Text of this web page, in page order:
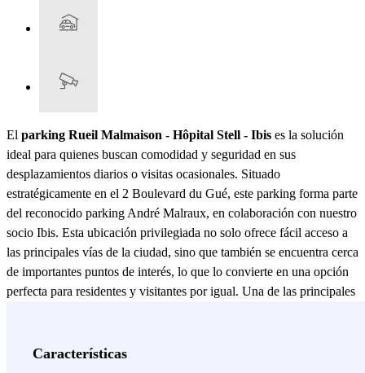
El parking Rueil Malmaison - Hôpital Stell - Ibis es la solución
ideal para quienes buscan comodidad y seguridad en sus
desplazamientos diarios o visitas ocasionales. Situado
estratégicamente en el 2 Boulevard du Gué, este parking forma parte
del reconocido parking André Malraux, en colaboración con nuestro
socio Ibis. Esta ubicación privilegiada no solo ofrece fácil acceso a
las principales vías de la ciudad, sino que también se encuentra cerca
de importantes puntos de interés, lo que lo convierte en una opción
perfecta para residentes y visitantes por igual. Una de las principales
conveniente para aquellos que necesitan visitar el hospital con
Características